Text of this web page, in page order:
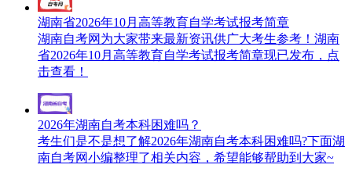
湖南省2026年10月高等教育自学考试报考简章
湖南自考网为大家带来最新资讯供广大考生参考！湖南
省2026年10月高等教育自学考试报考简章现已发布，点
击查看！
2026年湖南自考本科困难吗？
考生们是不是想了解2026年湖南自考本科困难吗?下面湖
南自考网小编整理了相关内容，希望能够帮助到大家~